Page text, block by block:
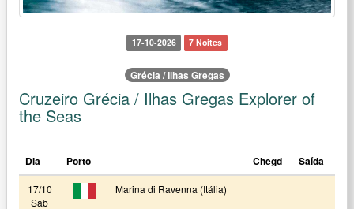
17-10-2026 7 Noites
Grécia / Ilhas Gregas
Cruzeiro Grécia / Ilhas Gregas Explorer of
the Seas
Dia Porto Chegd Saída
17/10
Sab
Marina di Ravenna (Itália)